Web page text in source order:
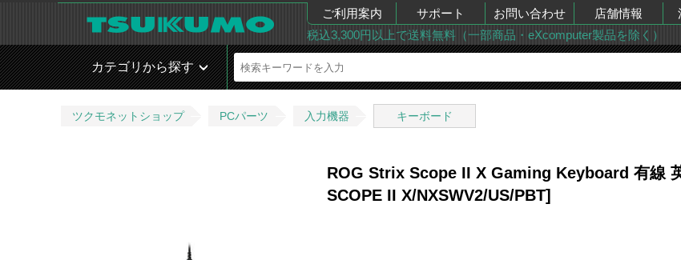
ご利用案内 サポート お問い合わせ 店舗情報
税込3,300円以上で送料無料（一部商品・eXcomputer製品を除く）
カテゴリから探す
ツクモネットショップ PCパーツ 入力機器 キーボード
ROG Strix Scope II X Gaming Keyboard 有線
SCOPE II X/NXSWV2/US/PBT]